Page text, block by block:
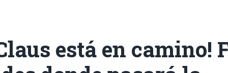
está en camino!